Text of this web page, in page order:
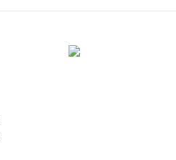
in der europäischen
dient der Aufrechterhaltung
und tragen zu einer